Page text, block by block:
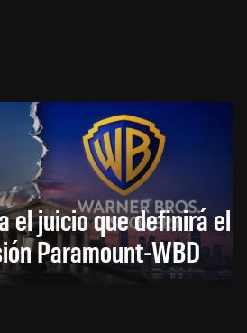
el juicio que definirá el
Paramount-WBD